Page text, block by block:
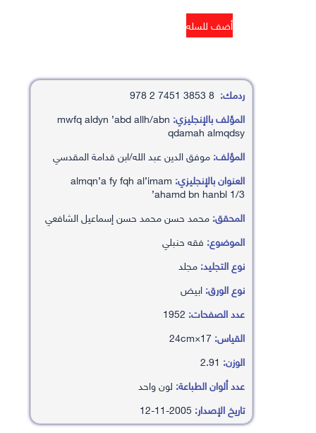
ردمك:
المؤلف بالإنجليزي: mwfq aldyn ’abd allh/abn
qdamah almqdsy
المؤلف:موفق الدين عبد الله/ابن قدامة المقدسي
العنوان بالإنجليزي: almqn’a fy fqh al’imam
’ahamd bn hanbl 1/3
المحقق:محمد حسن محمد حسن إسماعيل الشافعي
الموضوع: فقه حنبلي
نوع التجليد:مجلد
نوع الورق:ابيض
عدد الصفحات:
القياس:
الوزن:
عدد ألوان الطباعة: لون واحد
تاريخ الإصدار: